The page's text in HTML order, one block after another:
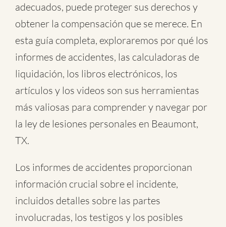
adecuados, puede proteger sus derechos y
obtener la compensación que se merece. En
esta guía completa, exploraremos por qué los
informes de accidentes, las calculadoras de
liquidación, los libros electrónicos, los
artículos y los videos son sus herramientas
más valiosas para comprender y navegar por
la ley de lesiones personales en Beaumont,
TX.
Los informes de accidentes proporcionan
información crucial sobre el incidente,
incluidos detalles sobre las partes
involucradas, los testigos y los posibles